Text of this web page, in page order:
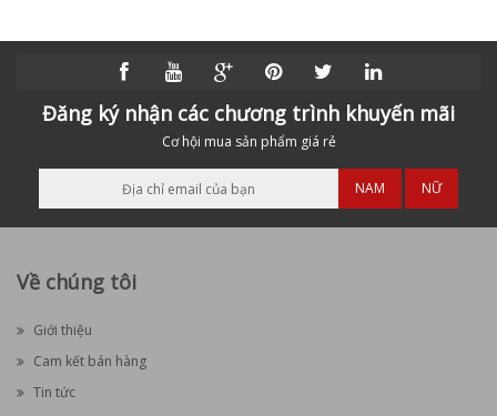
Đăng ký nhận các chương trình khuyến mãi
Cơ hội mua sản phẩm giá rẻ
NAM NỮ
Về chúng tôi
Giới thiệu
Cam kết bán hàng
Tin tức